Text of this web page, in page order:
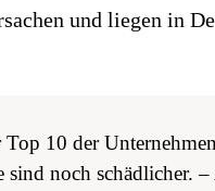
und liegen in
10 der
noch schädlicher.